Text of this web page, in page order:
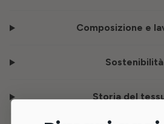
Composizione e
Sostenibilità
Storia del